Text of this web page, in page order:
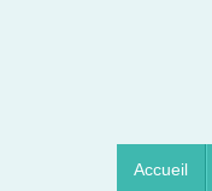
au
Accueil